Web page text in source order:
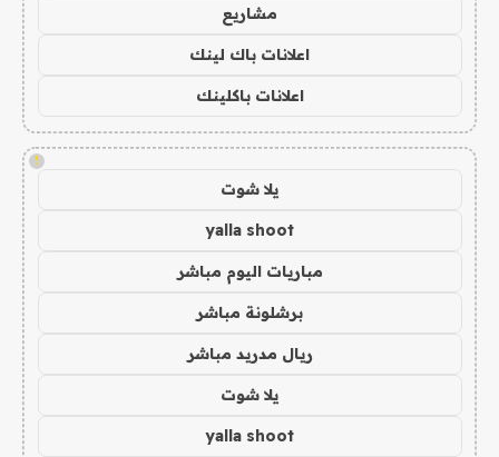
مشاريع
اعلانات باك لينك
اعلانات باكلينك
!
يلا شوت
yalla shoot
مباريات اليوم مباشر
برشلونة مباشر
ريال مدريد مباشر
يلا شوت
yalla shoot